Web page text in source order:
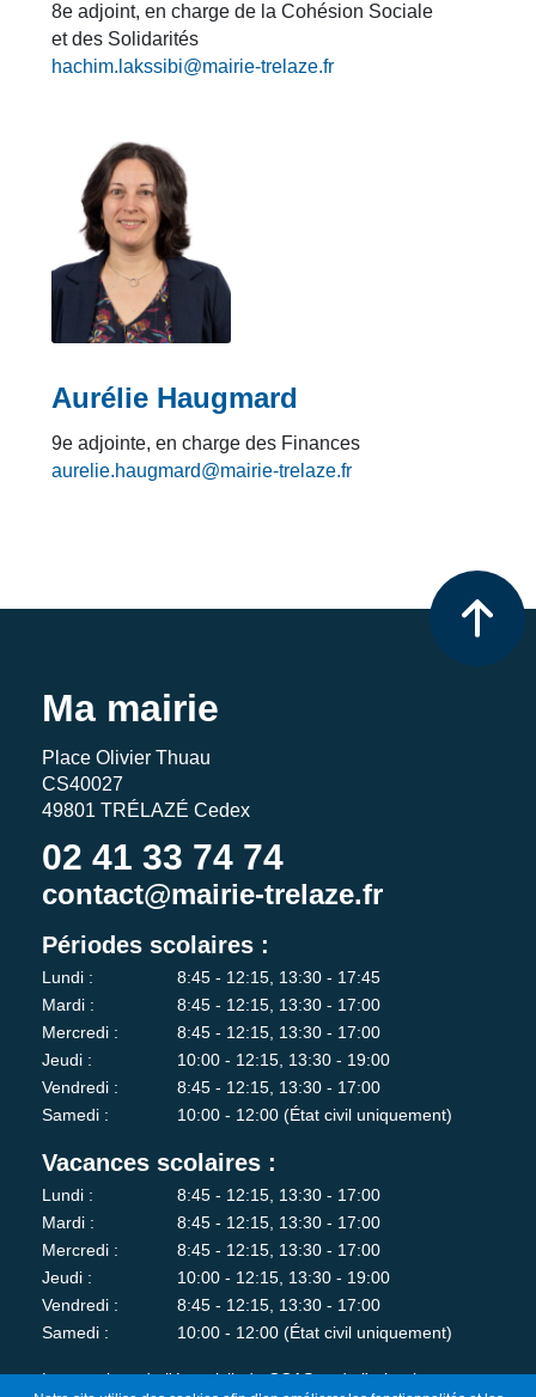
8e adjoint, en charge de la Cohésion Sociale
et des Solidarités
hachim.lakssibi@mairie-trelaze.fr
Aurélie Haugmard
9e adjointe, en charge des Finances
aurelie.haugmard@mairie-trelaze.fr
Ma mairie
Place Olivier Thuau
CS40027
49801 TRÉLAZÉ Cedex
02 41 33 74 74
contact@mairie-trelaze.fr
Périodes scolaires :
Lundi :
8:45 - 12:15, 13:30 - 17:45
Mardi :
8:45 - 12:15, 13:30 - 17:00
Mercredi :
8:45 - 12:15, 13:30 - 17:00
Jeudi :
10:00 - 12:15, 13:30 - 19:00
Vendredi :
8:45 - 12:15, 13:30 - 17:00
Samedi :
10:00 - 12:00 (État civil uniquement)
Vacances scolaires :
Lundi :
8:45 - 12:15, 13:30 - 17:00
Mardi :
8:45 - 12:15, 13:30 - 17:00
Mercredi :
8:45 - 12:15, 13:30 - 17:00
Jeudi :
10:00 - 12:15, 13:30 - 19:00
Vendredi :
8:45 - 12:15, 13:30 - 17:00
Samedi :
10:00 - 12:00 (État civil uniquement)
Les services de l'état-civil, du CCAS et de l'urbanisme sont